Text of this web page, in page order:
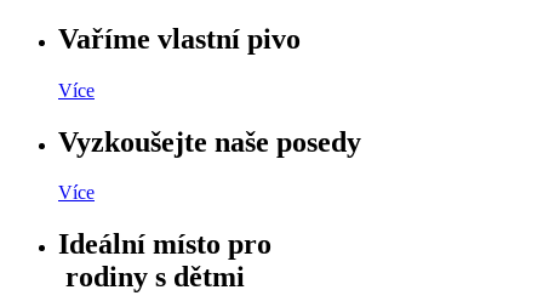
Vaříme vlastní pivo
Více
Vyzkoušejte naše posedy
Více
Ideální místo pro
rodiny s dětmi